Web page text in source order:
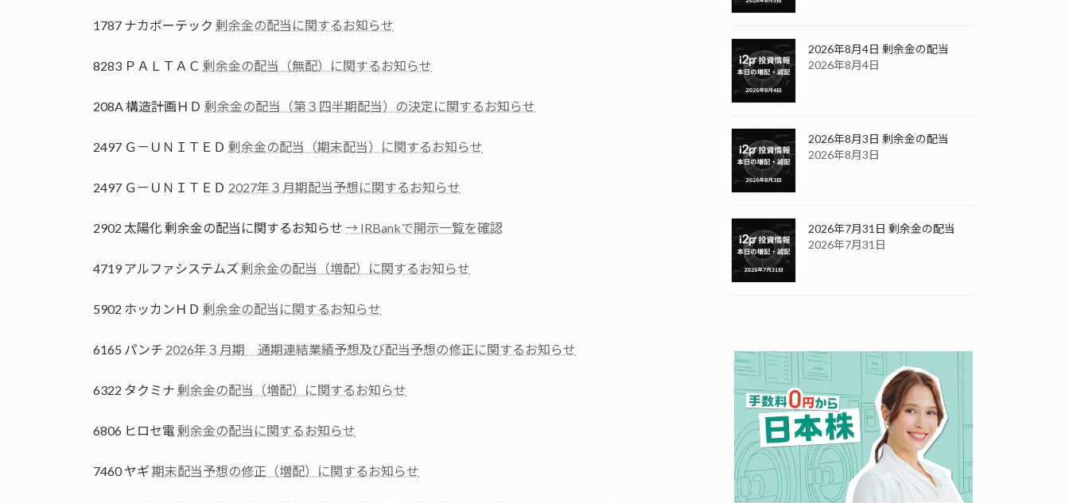
1787 ナカボーテック 剰余金の配当に関するお知らせ
8283 ＰＡＬＴＡＣ 剰余金の配当（無配）に関するお知らせ
208A 構造計画ＨＤ 剰余金の配当（第３四半期配当）の決定に関するお知らせ
2497 Ｇ－ＵＮＩＴＥＤ 剰余金の配当（期末配当）に関するお知らせ
2497 Ｇ－ＵＮＩＴＥＤ 2027年３月期配当予想に関するお知らせ
2902 太陽化 剰余金の配当に関するお知らせ → IRBankで開示一覧を確認
4719 アルファシステムズ 剰余金の配当（増配）に関するお知らせ
5902 ホッカンＨＤ 剰余金の配当に関するお知らせ
6165 パンチ 2026年３月期 通期連結業績予想及び配当予想の修正に関するお知らせ
6322 タクミナ 剰余金の配当（増配）に関するお知らせ
6806 ヒロセ電 剰余金の配当に関するお知らせ
7460 ヤギ 期末配当予想の修正（増配）に関するお知らせ
2026年8月4日 剰余金の配当
2026年8月4日
2026年8月3日 剰余金の配当
2026年8月3日
2026年7月31日 剰余金の配当
2026年7月31日